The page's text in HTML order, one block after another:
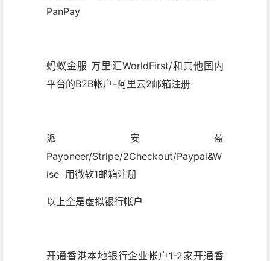
PanPay
蚂蚁金服 万里汇WorldFirst/和其他国内
平台的B2B帐户-阿里云2邮箱注册
派安盈
Payoneer/Stripe/2Checkout/Paypal&W
ise 用微软1邮箱注册
以上全是虚拟银行帐户
开通香港本地银行企业帐户1-2家开通香